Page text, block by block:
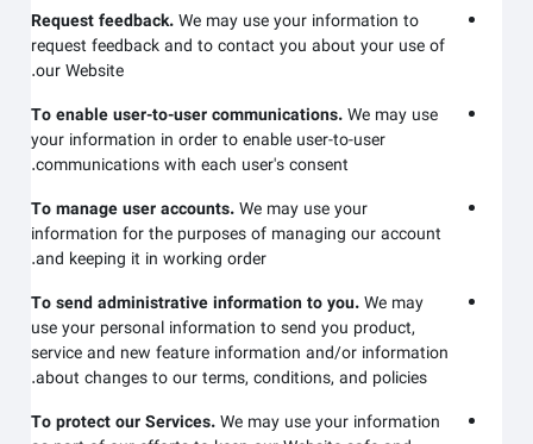
Request feedback.We may use your information to
request feedback and to contact you about your use of
ourWebsite
.
To enable user-to-user communications.We may use
your information in order to enable user-to-user
communications with each user's consent.
To manage user accounts.We may use your
information for the purposes of managing our account
and keeping it in working order.
To send administrative information to you.We may
use your personal information to send you product,
service and new feature information and/or information
about changes to our terms, conditions, and policies.
To protect our Services.We may use your information